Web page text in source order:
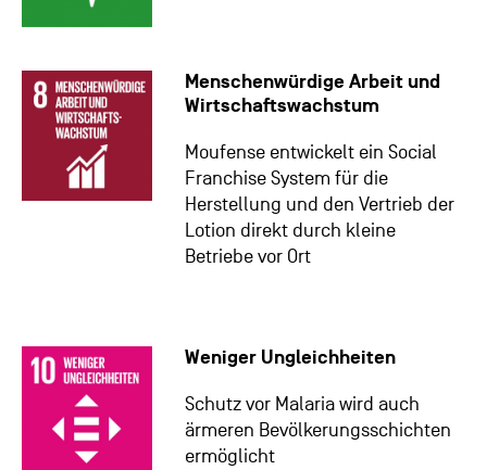
Menschenwürdige Arbeit und
Wirtschaftswachstum
Moufense entwickelt ein Social
Franchise System für die
Herstellung und den Vertrieb der
Lotion direkt durch kleine
Betriebe vor Ort
Weniger Ungleichheiten
Schutz vor Malaria wird auch
ärmeren Bevölkerungsschichten
ermöglicht